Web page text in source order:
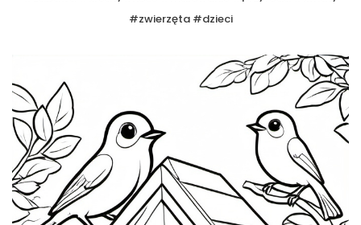
#zwierzęta #dzieci